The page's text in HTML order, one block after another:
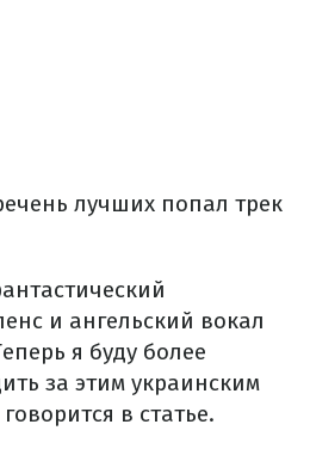
лучших попал трек
и ангельский вокал
я буду более
за этим украинским
в статье.